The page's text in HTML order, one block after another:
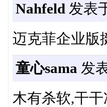
Nahfeld 发表
迈克菲企业版
童心sama 发
木有杀软,干